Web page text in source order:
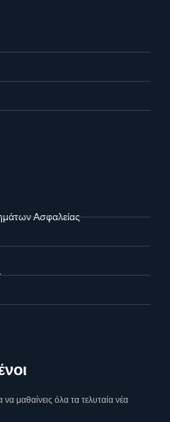
Ασφαλείας
μαθαίνεις όλα τα τελυταία νέα